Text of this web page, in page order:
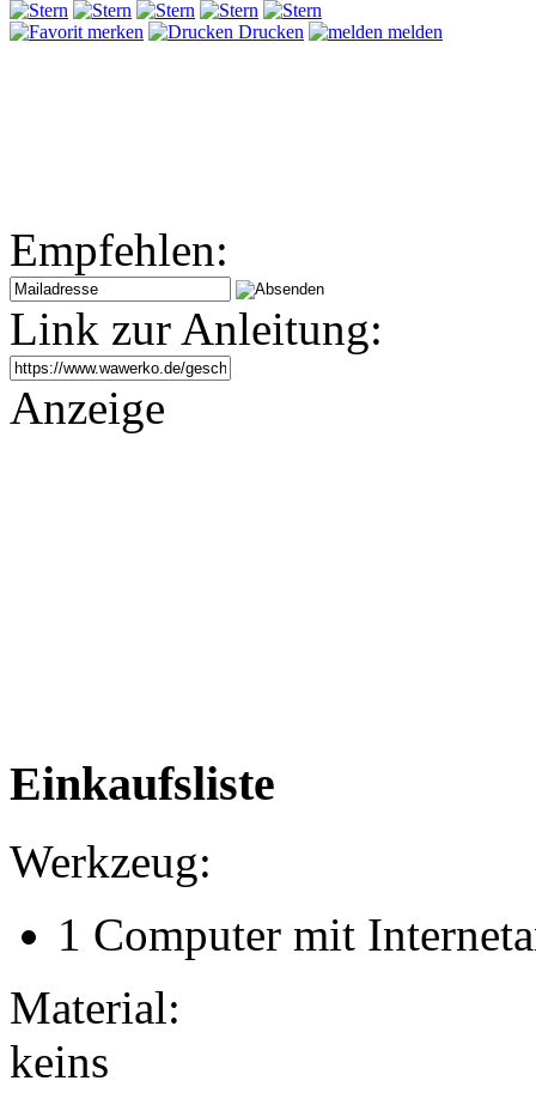
merken Drucken melden
Empfehlen:
Link zur Anleitung:
Anzeige
Einkaufsliste
Werkzeug:
1 Computer mit
Material:
keins